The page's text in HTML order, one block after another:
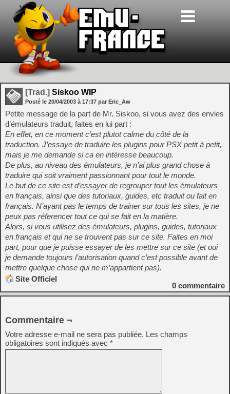
[Trad.] Siskoo WIP
Posté le 20/04/2003 à 17:37 par Eric_Aw
Petite message de la part de Mr. Siskoo, si vous avez des envies
d’émulateurs traduit, faites en lui part :
En effet, en ce moment c’est plutot calme du côté de la
traduction. J’essaye de traduire les plugins pour PSX petit à petit,
mais je me demande si ca en intéresse beaucoup.
De plus, au niveau des émulateurs, je n’ai plus grand chose à
traduire qui soit vraiment passionnant pour tout le monde.
Le but de ce site est d’essayer de regrouper tout les émulateurs
en français, ainsi que des tutoriaux, guides, etc traduit ou fait en
français. N’ayant pas le temps de trainer sur tous les sites, je ne
peux pas réferencer tout ce qui se fait en la matière.
Alors, si vous utilisez des émulateurs, plugins, guides, tutoriaux
en français et qui ne se trouvent pas sur ce site. Faites en moi
part, pour que je puisse essayer de les mettre sur ce site (et oui
je demande toujours l’autorisation quand c’est possible avant de
mettre quelque chose qui ne m’appartient pas).
Site Officiel
0 commentaire
Commentaire ¬
Votre adresse e-mail ne sera pas publiée. Les champs
obligatoires sont indiqués avec *